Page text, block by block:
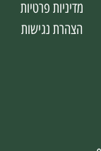
מדיניות פרטיות
הצהרת נגישות